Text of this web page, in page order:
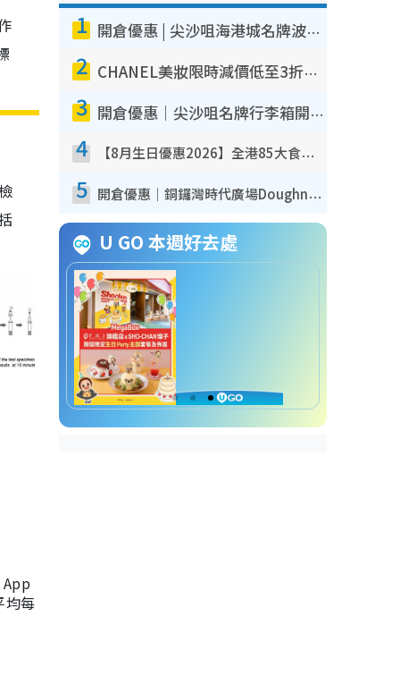
均每
1 開倉優惠 | 尖沙咀海港城名牌波鞋開倉低至1折！On鞋$899起／Joy&Peace鞋履$98起
2 CHANEL美妝限時減價低至3折！人氣粉底/唇膏/精華液低至$275！COCO香水都有平
3 開倉優惠｜尖沙咀名牌行李箱開倉低至4折！一連5日 American Tourister/ace./Hallmark $200起！
4 【8月生日優惠2026】全港85大食買玩著數攻略 自助餐/火鍋放題同行免費＋誠品/DONKI送現金券
5 開倉優惠｜銅鑼灣時代廣場Doughnut/Campo Marzio開倉低至1折！背囊、書包、手袋劈價$200起
U GO 本週好去處